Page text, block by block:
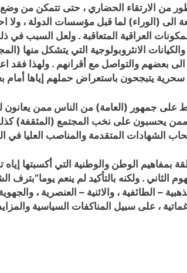
من الارتقاء الحضاري ، حتى تتمكن من
(الوراء) لما قبل مؤسسات الدولة ، ولا
العراقية المتعاقبة . ولعل السبب في
الانثروبولوجية التي يتشكل منها
بعضهم والتواصل مع أقرانهم . ولهذا فقد
سحرية يتبجحون باستعراض حملهم إياها
جمهور (العامة) من الناس ممن يعانون
يحسبون على نخب المجتمع (المثقفة)
الشهادات المتقدمة والمناصب العليا في
بمفاهيم الوطن والوطنية التي أكسبتها
. ولكنه بالتأكيد لم ينعم يوما”بترف
– الطائفية ، والاثنية – العنصرية ،
، على سبيل المناكفات السياسية